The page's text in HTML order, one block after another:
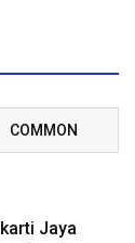
COMMON
Jaya